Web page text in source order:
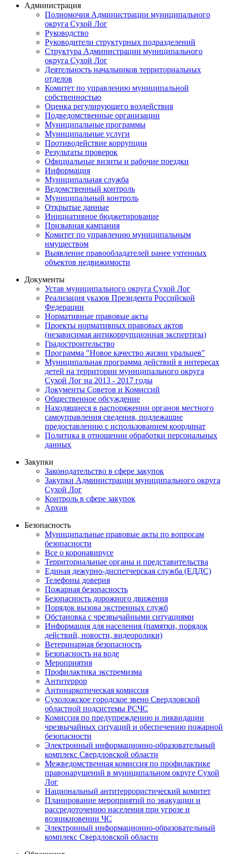
Администрация
Полномочия Администрации муниципального
округа Сухой Лог
Руководство
Руководители структурных подразделений
Структура Администрации муниципального
округа Сухой Лог
Деятельность начальников территориальных
отделов
Комитет по управлению муниципальной
собственностью
Оценка регулирующего воздействия
Подведомственные организации
Муниципальные программы
Муниципальные услуги
Противодействие коррупции
Результаты проверок
Официальные визиты и рабочие поездки
Информация
Муниципальная служба
Ведомственный контроль
Муниципальный контроль
Открытые данные
Инициативное бюджетирование
Призывная кампания
Комитет по управлению муниципальным
имуществом
Выявление правообладателей ранее учтенных
объектов недвижимости
Документы
Устав муниципального округа Сухой Лог
Реализация указов Президента Российской
Федерации
Нормативные правовые акты
Проекты нормативных правовых актов
(независимая антикоррупционная экспертиза)
Градостроительство
Программа "Новое качество жизни уральцев"
Муниципальная программа действий в интересах
детей на территории муниципального округа
Сухой Лог на 2013 - 2017 годы
Документы Советов и Комиссий
Общественное обсуждение
Находящиеся в распоряжении органов местного
самоуправления сведения, подлежащие
предоставлению с использованием координат
Политика в отношении обработки персональных
данных
Закупки
Законодательство в сфере закупок
Закупки Администрации муниципального округа
Сухой Лог
Контроль в сфере закупок
Архив
Безопасность
Муниципальные правовые акты по вопросам
безопасности
Все о коронавирусе
Территориальные органы и представительства
Единая дежурно-диспетчерская служба (ЕДДС)
Телефоны доверия
Пожарная безопасность
Безопасность дорожного движения
Порядок вызова экстренных служб
Обстановка с чрезвычайными ситуациями
Информация для населения (памятки, порядок
действий, новости, видеоролики)
Ветеринарная безопасность
Безопасность на воде
Мероприятия
Профилактика экстремизма
Антитеррор
Антинаркотическая комиссия
Сухоложское городское звено Свердловской
областной подсистемы РСЧС
Комиссия по предупреждению и ликвидации
чрезвычайных ситуаций и обеспечению пожарной
безопасности
Электронный информационно-образовательный
комплекс Cвердловской области
Межведомственная комиссия по профилактике
правонарушений в муниципальном округе Сухой
Лог
Национальный антитеррористический комитет
Планирование мероприятий по эвакуации и
рассредоточению населения при угрозе и
возникновении ЧС
Электронный информационно-образовательный
комплекс Свердловской области